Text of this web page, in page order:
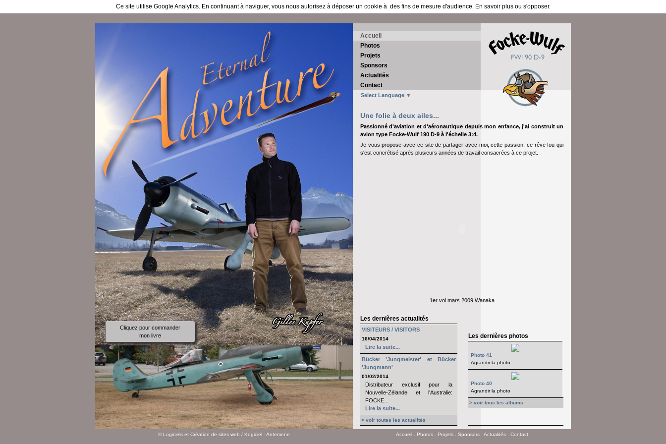
Ce site utilise Google Analytics. En continuant à naviguer, vous nous autorisez à déposer un cookie à des fins de mesure d'audience. En savoir plus ou s'opposer.
Cliquez pour commander
mon livre
Accueil
Photos
Projets
Sponsors
Actualités
Contact
Select Language ▼
Une folie à deux ailes...
Passionné d'aviation et d'aéronautique depuis mon enfance, j'ai construit un
avion type Focke-Wulf 190 D-9 à l'échelle 3:4.
Je vous propose avec ce site de partager avec moi, cette passion, ce rêve fou qui
s'est concrétisé après plusieurs années de travail consacrées à ce projet.
1er vol mars 2009 Wanaka
Les dernières actualités
VISITEURS / VISITORS
16/04/2014
Lire la suite...
Bücker 'Jungmeister' et Bücker
'Jungmann'
01/02/2014
Distributeur exclusif pour la
Nouvelle-Zélande et l'Australie:
FOCKE...
Lire la suite...
> voir toutes les actualités
Les dernières photos
Photo 41
Agrandir la photo
Photo 40
Agrandir la photo
> voir tous les albums
Accueil. Photos. Projets. Sponsors. Actualités. Contact
© Logiciels et Création de sites web / Kogiciel - Antemene